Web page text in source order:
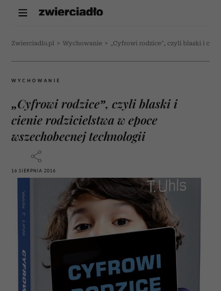
Zwierciadlo.pl > Wychowanie > „Cyfrowi rodzice”, czyli blaski i
WYCHOWANIE
„Cyfrowi rodzice”, czyli blaski i
cienie rodzicielstwa w epoce
wszechobecnej technologii
16 SIERPNIA 2016